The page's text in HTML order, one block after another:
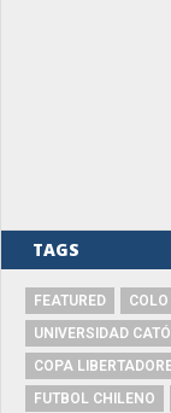
TAGS
FEATURED
UNIVERSIDAD
COPA
FUTBOL CHILENO